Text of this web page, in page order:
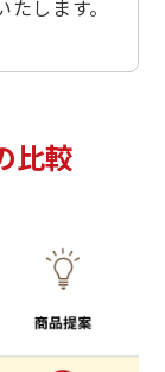
します。
比較